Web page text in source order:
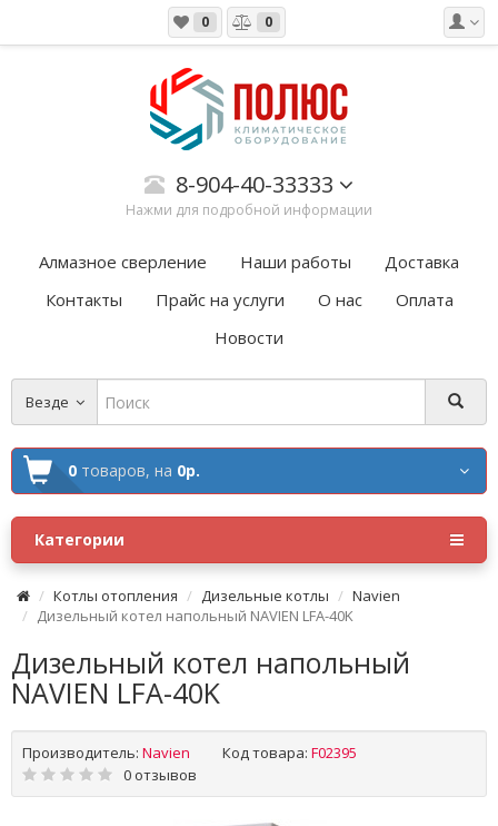
0 0
8-904-40-33333
Нажми для подробной информации
Алмазное сверление Наши работы
Доставка
Контакты
Прайс на услуги О нас
Оплата
Новости
Везде
0 товаров, на 0р.
Категории
Котлы отопления Дизельные котлы
Navien
Дизельный котел напольный NAVIEN LFA-40K
Дизельный котел напольный
NAVIEN LFA-40K
Производитель: Navien Код товара: F02395
0 отзывов